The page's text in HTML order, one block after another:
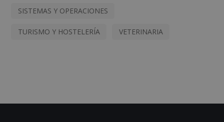
SISTEMAS Y OPERACIONES
TURISMO Y HOSTELERÍA VETERINARIA